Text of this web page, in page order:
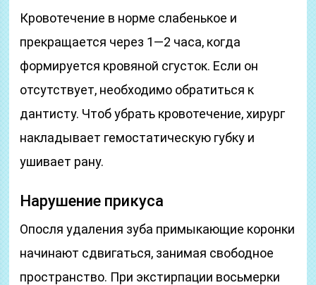
Кровотечение в норме слабенькое и
прекращается через 1—2 часа, когда
формируется кровяной сгусток. Если он
отсутствует, необходимо обратиться к
дантисту. Чтоб убрать кровотечение, хирург
накладывает гемостатическую губку и
ушивает рану.
Нарушение прикуса
Опосля удаления зуба примыкающие коронки
начинают сдвигаться, занимая свободное
пространство. При экстирпации восьмерки